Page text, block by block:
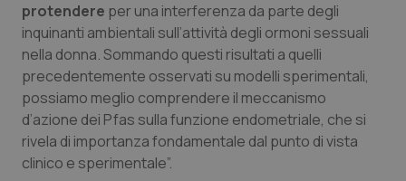
Salute orale & impianti
Sangue & coagulazione
Tiroide
Tumore al seno
protendere per una interferenza da parte degli
inquinanti ambientali sull’attività degli ormoni sessuali
nella donna. Sommando questi risultati a quelli
precedentemente osservati su modelli sperimentali,
possiamo meglio comprendere il meccanismo
d’azione dei Pfas sulla funzione endometriale, che si
rivela di importanza fondamentale dal punto di vista
clinico e sperimentale”.